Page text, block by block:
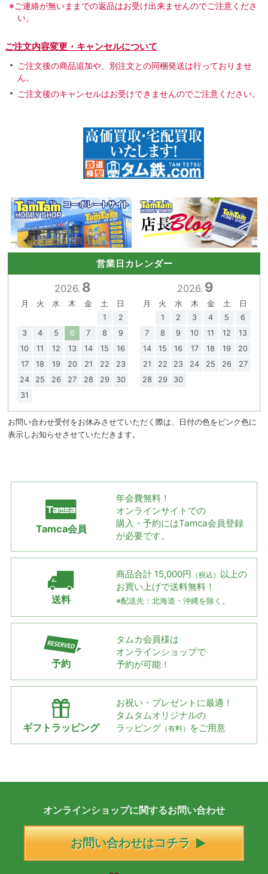
※ご連絡が無いままでの返品はお受け出来ませんのでご注意くださ
い。
ご注文内容変更・キャンセルについて
ご注文後の商品追加や、別注文との同梱発送は行っておりませ
ん。
ご注文後のキャンセルはお受けできませんのでご注意ください。
営業日カレンダー
2026. 8
月 火 水 木 金 土
日
1
2
3
4 5 6 7 8
9
10
11 12 13 14 15
16
17
18 19 20 21 22
23
24
25 26 27 28 29
30
31
2026. 9
月 火 水 木 金 土
日
1
2 3 4 5
6
7
8 9 10 11 12
13
14
15 16 17 18 19
20
21
22 23 24 25 26
27
28
29 30
お問い合わせ受付をお休みさせていただく際は、日付の色をピンク色に
表示しお知らせさせていただきます。
Tamca会員
年会費無料！
オンラインサイトでの
購入・予約にはTamca会員登録
が必要です。
送料
商品合計 15,000円 （税込） 以上の
お買い上げで送料無料！
※配送先：北海道・沖縄を除く。
予約
タムカ会員様は
オンラインショップで
予約が可能！
ギフトラッピング
お祝い・プレゼントに最適！
タムタムオリジナルの
ラッピング （有料） をご用意
オンラインショップに関するお問い合わせ
お問い合わせはコチラ